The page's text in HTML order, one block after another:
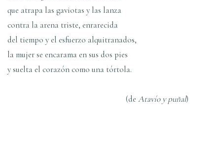
que atrapa las gaviotas y las lanza
contra la arena triste, enrarecida
del tiempo y el esfuerzo alquitranados,
la mujer se encarama en sus dos pies
y suelta el corazón como una tórtola.
(de Ataví­o y puñal)